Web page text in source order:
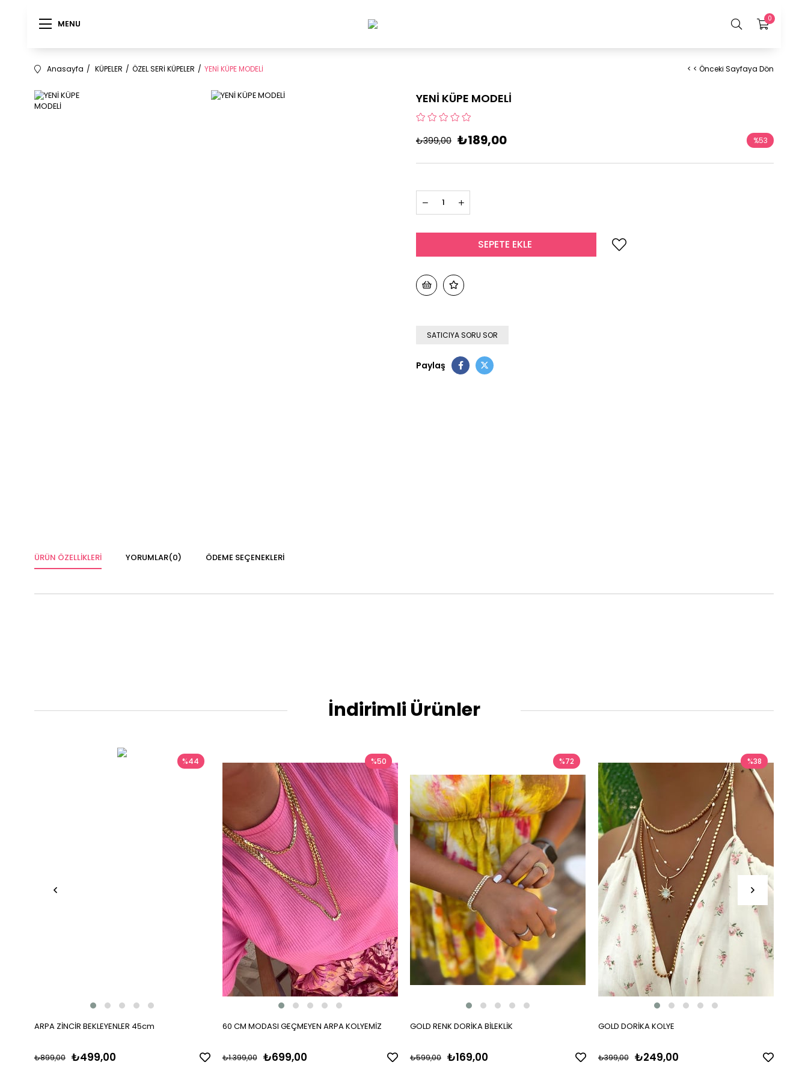
MENU
MENU 0
Anasayfa KÜPELER ÖZEL SERİ KÜPELER YENİ KÜPE MODELİ < < Önceki Sayfaya Dön
YENİ KÜPE MODELİ
₺399,00 ₺189,00 %53
SATICIYA SORU SOR
Paylaş
ÜRÜN ÖZELLIKLERI YORUMLAR(0) ÖDEME SEÇENEKLERI
İndirimli Ürünler
ARPA ZİNCİR BEKLEYENLER 45cm
₺499,00
₺899,00
%44
60 CM MODASI GEÇMEYEN ARPA KOLYEMİZ
₺699,00
₺1.399,00
%50
GOLD RENK DORİKA BİLEKLİK
₺169,00
₺599,00
%72
GOLD DORİKA KOLYE
₺249,00
₺399,00
%38